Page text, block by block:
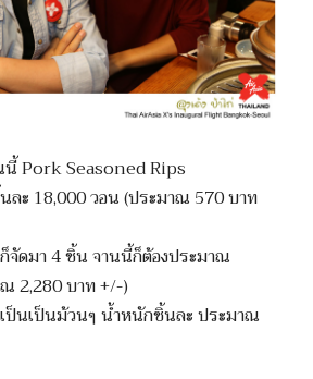
Pork Seasoned Rips
ละ 18,000 วอน (ประมาณ 570 บาท
จัดมา 4 ชิ้น จานนี้ก็ต้องประมาณ
2,280 บาท +/-)
ป็นเป็นม้วนๆ น้ำหนักชิ้นละ ประมาณ